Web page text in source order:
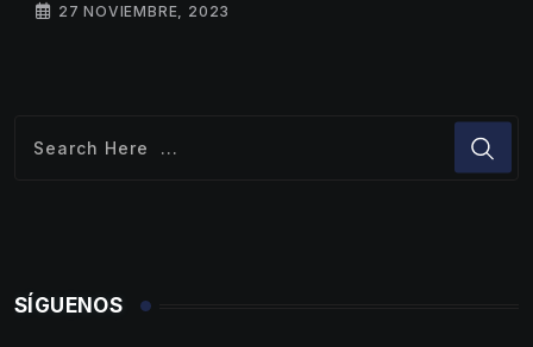
27 NOVIEMBRE, 2023
SÍGUENOS